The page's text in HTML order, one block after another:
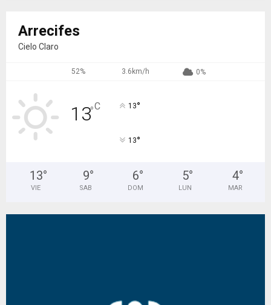
Arrecifes
Cielo Claro
52% 3.6km/h 0%
13°C 13°
13°
13°
VIE
9°
SAB
6°
DOM
5°
LUN
4°
MAR